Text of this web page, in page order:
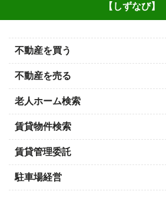
【しずなび】
不動産を買う
不動産を売る
老人ホーム検索
賃貸物件検索
賃貸管理委託
駐車場経営